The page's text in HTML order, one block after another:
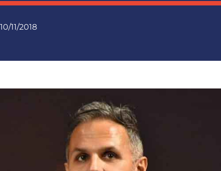
10/11/2018